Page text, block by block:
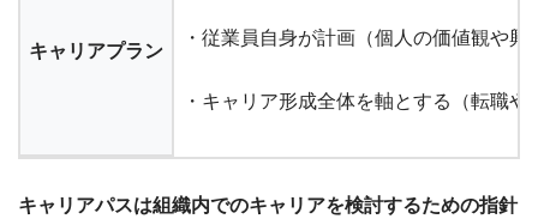
キャリアプラン
・従業員自身が計画（個人の価値観や
・キャリア形成全体を軸とする（転職
キャリアパスは組織内でのキャリアを検討するための指針